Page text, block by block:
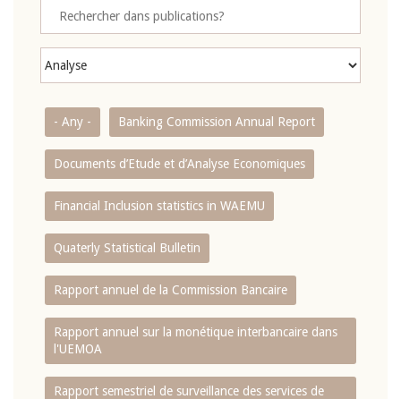
- Any - Banking Commission Annual Report
Documents d’Etude et d’Analyse Economiques
Financial Inclusion statistics in WAEMU
Quaterly Statistical Bulletin
Rapport annuel de la Commission Bancaire
Rapport annuel sur la monétique interbancaire dans
l'UEMOA
Rapport semestriel de surveillance des services de